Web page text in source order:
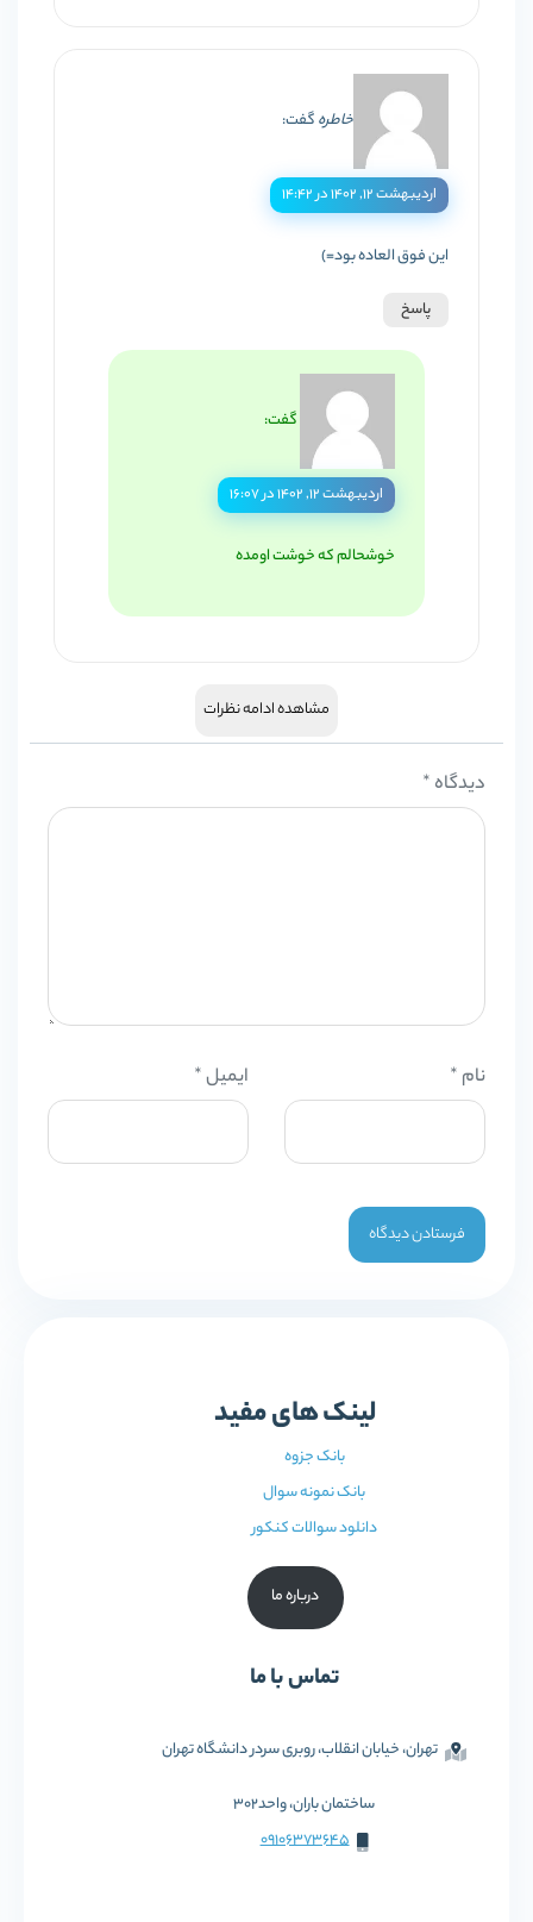
خاطرهگفت:
اردیبهشت ۱۲, ۱۴۰۲ در ۱۴:۴۲
این فوق العاده بود=)
پاسخ
گفت:
اردیبهشت ۱۲, ۱۴۰۲ در ۱۶:۰۷
خوشحالم که خوشت اومده
مشاهده ادامه نظرات
دیدگاه *
نام * ایمیل*
لینک های مفید
بانک جزوه
بانک نمونه سوال
دانلود سوالات کنکور
درباره ما
تماس با ما
تهران، خیابان انقلاب، روبری سردر دانشگاه تهران
ساختمان باران، واحد302
09106373645